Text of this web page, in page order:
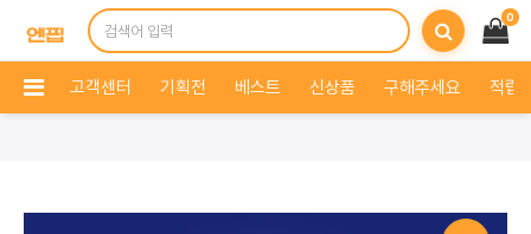
0
고객센터 기획전 베스트 신상품 구해주세요 적립